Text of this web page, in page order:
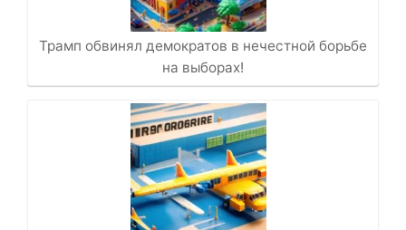
Трамп обвинял демократов в нечестной борьбе
на выборах!